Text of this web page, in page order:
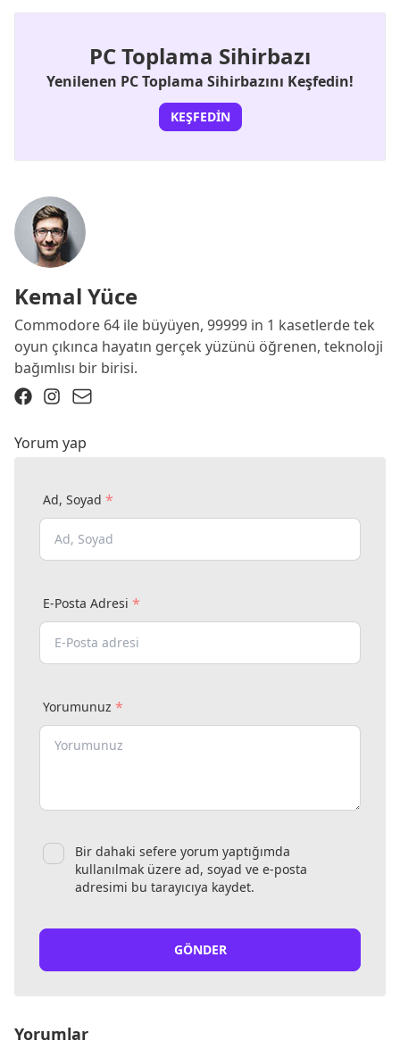
PC Toplama Sihirbazı
Yenilenen PC Toplama Sihirbazını Keşfedin!
KEŞFEDIN
Kemal Yüce
Commodore 64 ile büyüyen, 99999 in 1 kasetlerde tek
oyun çıkınca hayatın gerçek yüzünü öğrenen, teknoloji
bağımlısı bir birisi.
Yorum yap
Ad, Soyad *
E-Posta Adresi *
Yorumunuz *
Bir dahaki sefere yorum yaptığımda
kullanılmak üzere ad, soyad ve e-posta
adresimi bu tarayıcıya kaydet.
GÖNDER
Yorumlar